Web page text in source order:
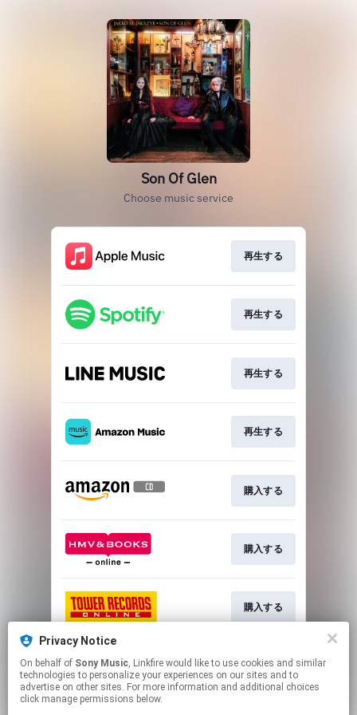
Privacy Notice
On behalf of Sony Music, Linkfire would like to use cookies and similar
technologies to personalize your experiences on our sites and to
advertise on other sites. For more information and additional choices
click manage permissions below.
Son Of Glen
Choose music service
再生する
再生する
再生する
再生する
購入する
購入する
購入する
購入する